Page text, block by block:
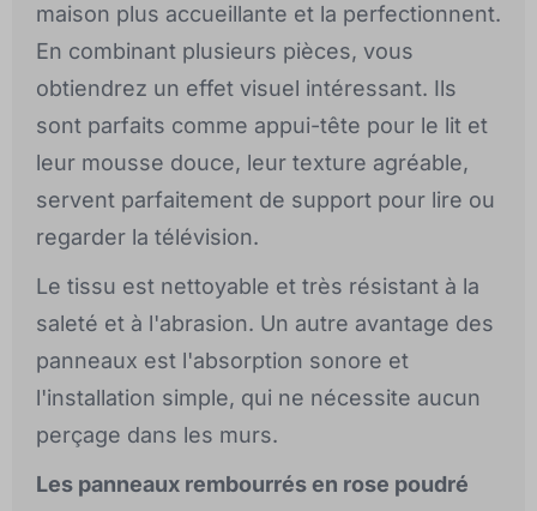
maison plus accueillante et la perfectionnent.
En combinant plusieurs pièces, vous
obtiendrez un effet visuel intéressant. Ils
sont parfaits comme appui-tête pour le lit et
leur mousse douce, leur texture agréable,
servent parfaitement de support pour lire ou
regarder la télévision.
Le tissu est nettoyable et très résistant à la
saleté et à l'abrasion. Un autre avantage des
panneaux est l'absorption sonore et
l'installation simple, qui ne nécessite aucun
perçage dans les murs.
Les panneaux rembourrés en rose poudré